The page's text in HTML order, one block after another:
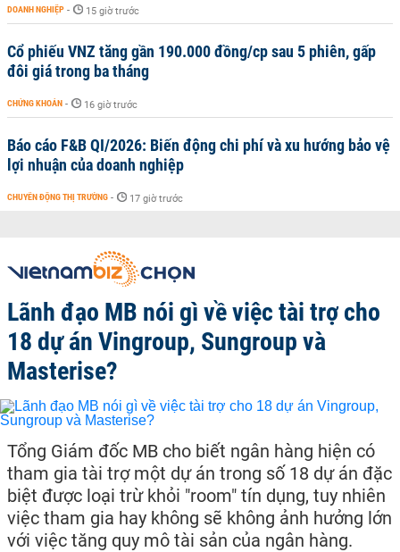
DOANH NGHIỆP - 15 giờ trước
Cổ phiếu VNZ tăng gần 190.000 đồng/cp sau 5 phiên, gấp
đôi giá trong ba tháng
CHỨNG KHOÁN - 16 giờ trước
Báo cáo F&B QI/2026: Biến động chi phí và xu hướng bảo vệ
lợi nhuận của doanh nghiệp
CHUYỂN ĐỘNG THỊ TRƯỜNG - 17 giờ trước
Lãnh đạo MB nói gì về việc tài trợ cho
18 dự án Vingroup, Sungroup và
Masterise?
Tổng Giám đốc MB cho biết ngân hàng hiện có
tham gia tài trợ một dự án trong số 18 dự án đặc
biệt được loại trừ khỏi "room" tín dụng, tuy nhiên
việc tham gia hay không sẽ không ảnh hưởng lớn
với việc tăng quy mô tài sản của ngân hàng.